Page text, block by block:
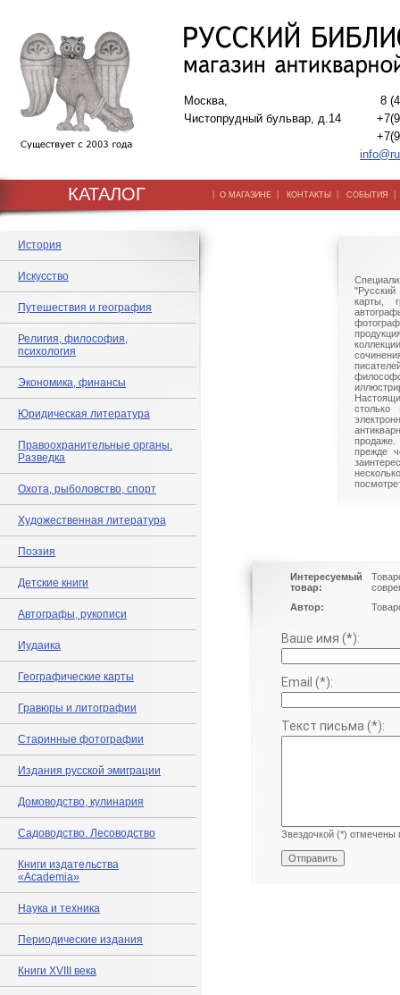
Москва,
Чистопрудный бульвар, д.14
8
КАТАЛОГ | О МАГАЗИНЕ | КОНТАКТЫ | СОБЫТИЯ
История
Искусство
Путешествия и география
Религия, философия,
психология
Экономика, финансы
Юридическая литература
Правоохранительные органы.
Разведка
Охота, рыболовство, спорт
Художественная литература
Поэзия
Детские книги
Автографы, рукописи
Иудаика
Географические карты
Гравюры и литографии
Старинные фотографии
Издания русской эмиграции
Домоводство, кулинария
Садоводство. Лесоводство
Книги издательства
«Academia»
Наука и техника
Периодические издания
Книги XVIII века
"Русский
карты,
столько
прежде
Интересуемый
товар:
Автор:
Ваше имя (*):
Email (*):
Текст письма (*):
Звездочкой (*) отмечены